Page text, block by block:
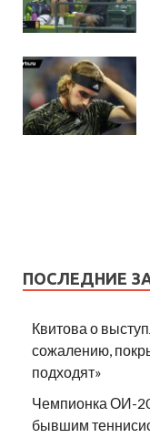
ПОСЛЕДНИЕ
Квитова о
сожалению,
подходят»
Чемпионка ОИ-
бывшим